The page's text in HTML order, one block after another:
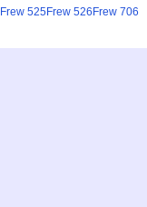
Frew 525Frew 526 Frew 706